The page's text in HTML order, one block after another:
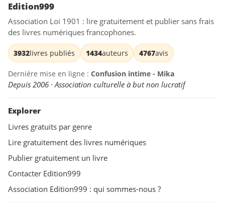
Edition999
Association Loi 1901 : lire gratuitement et publier sans frais
des livres numériques francophones.
3932livres publiés 1434auteurs 4767avis
Dernière mise en ligne : Confusion intime - Mika
Depuis 2006 · Association culturelle à but non lucratif
Explorer
Livres gratuits par genre
Lire gratuitement des livres numériques
Publier gratuitement un livre
Contacter Edition999
Association Edition999 : qui sommes-nous ?